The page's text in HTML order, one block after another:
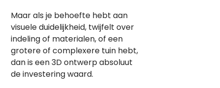
Maar als je behoefte hebt aan
visuele duidelijkheid, twijfelt over
indeling of materialen, of een
grotere of complexere tuin hebt,
dan is een 3D ontwerp absoluut
de investering waard.